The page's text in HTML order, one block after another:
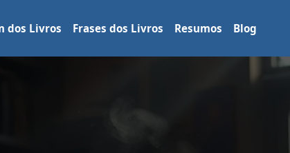
dos Livros Frases dos Livros Resumos Blog